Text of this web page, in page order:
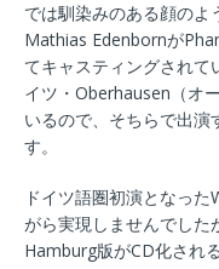
では馴染みのある顔の
Mathias Edenbornが
てキャスティングされ
イツ・Oberhausen（オ
いるので、そちらで出
す。
ドイツ語圏初演となっ
がら実現しませんでした
Hamburg版がCD化され